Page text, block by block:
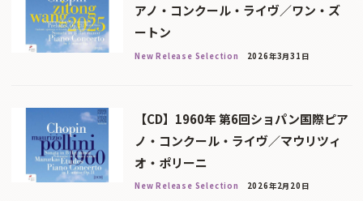
アノ・コンクール・ライヴ／ワン・ズ
ートン
New Release Selection 2026年3月31日
【CD】1960年 第6回ショパン国際ピア
ノ・コンクール・ライヴ／マウリツィ
オ・ポリーニ
New Release Selection 2026年2月20日